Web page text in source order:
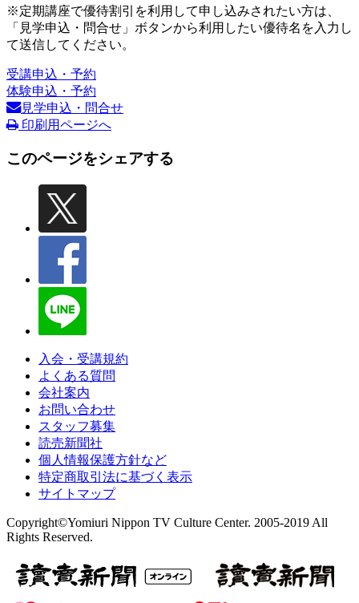
※定期講座で優待割引を利用して申し込みされたい方は、
「見学申込・問合せ」ボタンから利用したい優待名を入力し
て送信してください。
受講申込・予約
体験申込・予約
見学申込・問合せ
印刷用ページへ
このページをシェアする
入会・受講規約
よくある質問
会社案内
お問い合わせ
スタッフ募集
読売新聞社
個人情報保護方針など
特定商取引法に基づく表示
サイトマップ
Copyright©Yomiuri Nippon TV Culture Center. 2005-2019 All
Rights Reserved.